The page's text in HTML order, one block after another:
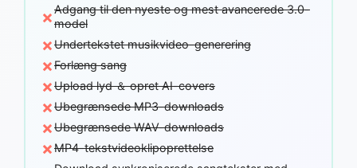
×Adgang til den nyeste og mest avancerede 3.0-
model
×Undertekstet musikvideo-generering
×Forlæng sang
×Upload lyd ＆ opret AI-covers
×Ubegrænsede MP3-downloads
×Ubegrænsede WAV-downloads
×MP4-tekstvideoklipoprettelse